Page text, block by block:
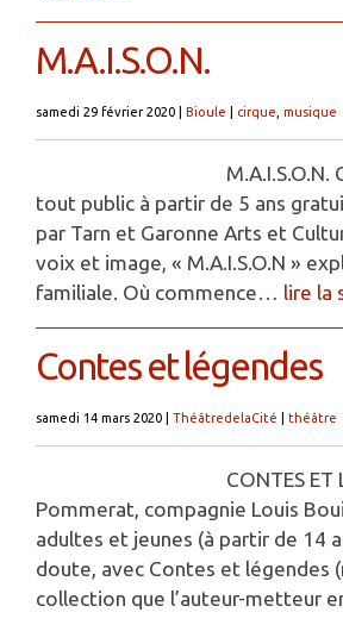
M.A.I.S.O.N.
samedi 29 février 2020 Bioule cirque musique
M.A.I.S.O.N.
tout public à partir de 5 ans
par Tarn et Garonne Arts et
voix et image, « M.A.I.S.O.N »
familiale. Où commence… lire la
Contes et légendes
samedi 14 mars 2020 ThéâtredelaCité théâtre
CONTES ET
Pommerat, compagnie Louis
adultes et jeunes (à partir de 14
doute, avec Contes et légendes
collection que l’auteur-metteur